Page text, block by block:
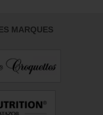
MARQUES